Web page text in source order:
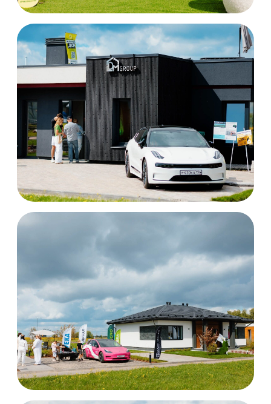
Руководитель проекта
Open Village Сибирь
Даниил
Маслобойников
Встречаемся
за городом!
Согласен справилами
пользовательского соглашения
Получить консультацию